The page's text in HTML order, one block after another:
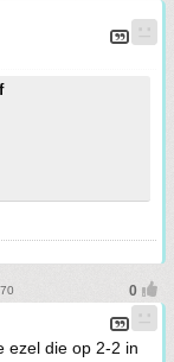
ezel die op 2-2 in